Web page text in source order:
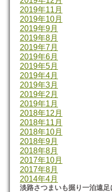
2019年11月
2019年10月
2019年9月
2019年8月
2019年7月
2019年6月
2019年5月
2019年4月
2019年3月
2019年2月
2019年1月
2018年12月
2018年11月
2018年10月
2018年9月
2018年8月
2017年10月
2017年8月
2014年4月
淡路さつまいも掘り一泊遠足